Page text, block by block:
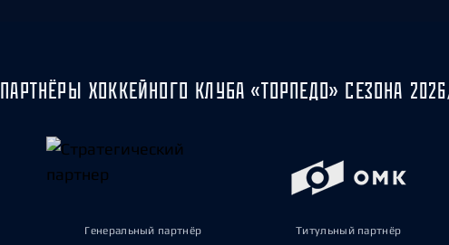
ПАРТНЁРЫ ХОККЕЙНОГО КЛУБА «ТОРПЕДО» СЕЗОНА
Генеральный партнёр Титульный партнёр